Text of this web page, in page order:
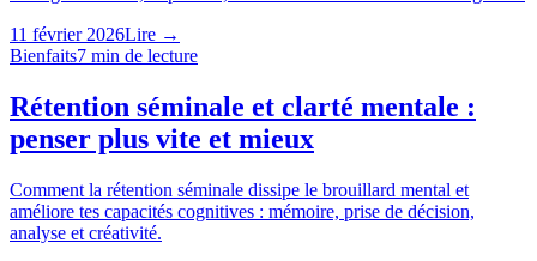
11 février 2026Lire →
Bienfaits7 min de lecture
Rétention séminale et clarté mentale :
penser plus vite et mieux
Comment la rétention séminale dissipe le brouillard mental et
améliore tes capacités cognitives : mémoire, prise de décision,
analyse et créativité.